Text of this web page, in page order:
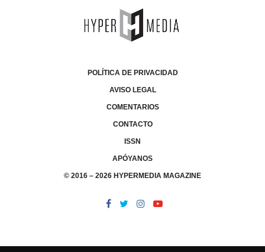
POLÍTICA DE PRIVACIDAD
AVISO LEGAL
COMENTARIOS
CONTACTO
ISSN
APÓYANOS
© 2016 – 2026 HYPERMEDIA MAGAZINE